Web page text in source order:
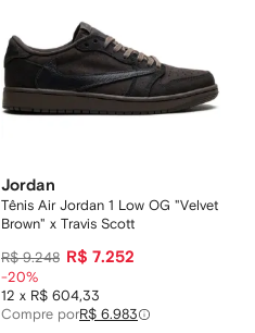
Jordan
Tênis Air Jordan 1 Low OG "Velvet
Brown" x Travis Scott
R$ 9.248 R$ 7.252
12 x R$ 604,33
-20%
Compre porR$ 6.983